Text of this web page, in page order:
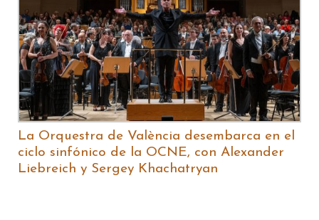
La Orquestra de València desembarca en el
ciclo sinfónico de la OCNE, con Alexander
Liebreich y Sergey Khachatryan